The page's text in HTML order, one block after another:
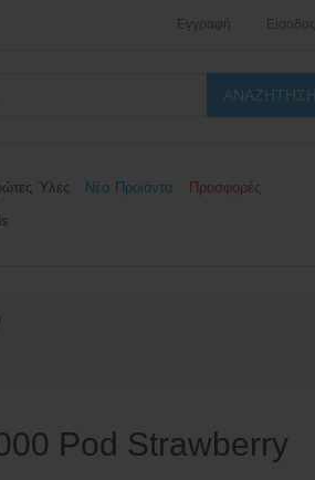
Εγγραφή Είσοδος
Ύλες Νέα Προϊόντα
Προσφορές
Pod Strawberry